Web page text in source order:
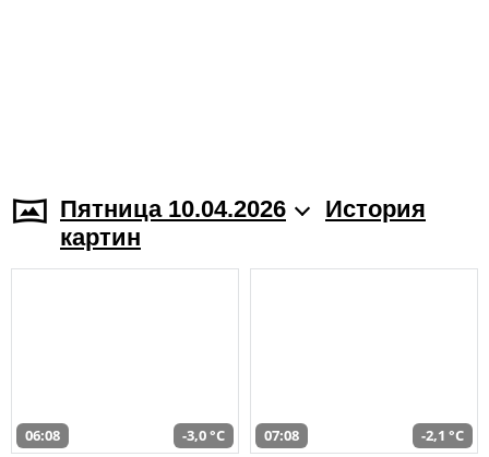
Пятница 10.04.2026
История
картин
06:08 -3,0 °C 07:08 -2,1 °C